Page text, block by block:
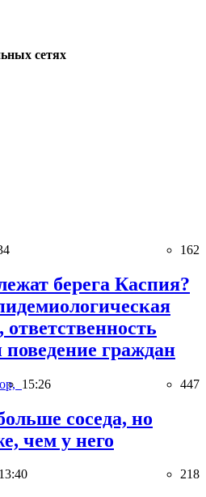
сетях
162
берега Каспия?
ответственность
поведение граждан
15:26 447
соседа, но
чем у него
13:40 218